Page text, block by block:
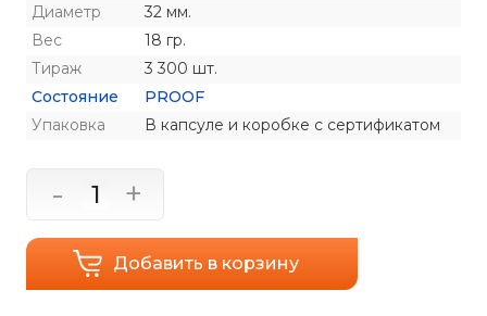
Диаметр
32 мм.
Вес
18 гр.
Тираж
3 300 шт.
Состояние
PROOF
Упаковка
В капсуле и коробке с сертификатом
- +
Добавить в корзину